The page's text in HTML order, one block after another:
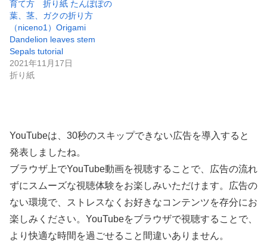
育て方 折り紙 たんぽぽの
葉、茎、ガクの折り方
（niceno1）Origami
Dandelion leaves stem
Sepals tutorial
2021年11月17日
折り紙
YouTubeは、30秒のスキップできない広告を導入すると
発表しましたね。
ブラウザ上でYouTube動画を視聴することで、広告の流れ
ずにスムーズな視聴体験をお楽しみいただけます。広告の
ない環境で、ストレスなくお好きなコンテンツを存分にお
楽しみください。YouTubeをブラウザで視聴することで、
より快適な時間を過ごせること間違いありません。